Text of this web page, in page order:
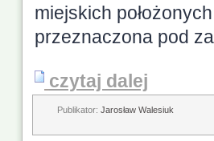
miejskich
przeznaczona pod
czytaj dalej
Publikator: Jarosław Walesiuk